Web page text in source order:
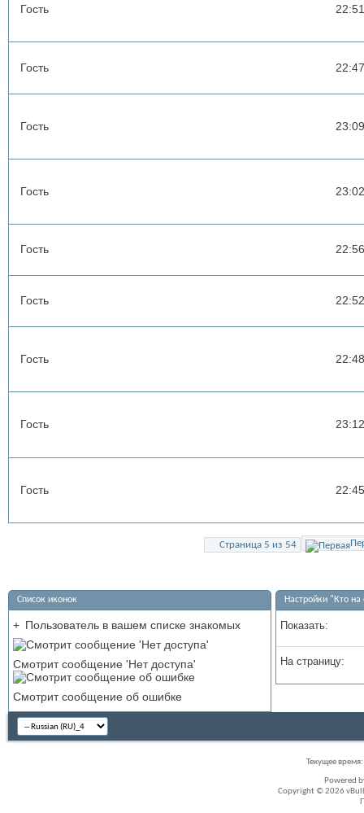
Гость 22:51
Гость 22:47
Гость 23:09
Гость 23:02
Гость 22:56
Гость 22:52
Гость 22:48
Гость 23:12
Гость 22:45
Страница 5 из 54
Список иконок
+ Пользователь в вашем списке знакомых
Смотрит сообщение 'Нет доступа'
Смотрит сообщение об ошибке
Настройки "Кто на
Показать:
На страницу:
Текущее время:
Powered
Copyright © 2026